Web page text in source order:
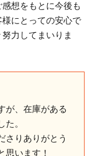
想をもとに今後も
にとっての安心で
力してまいりま
が、在庫がある
。
さりありがとう
思います！